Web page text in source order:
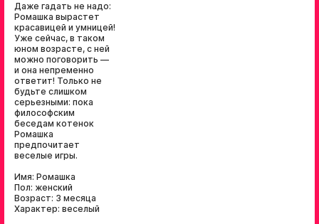
Даже гадать не надо:
Ромашка вырастет
красавицей и умницей!
Уже сейчас, в таком
юном возрасте, с ней
можно поговорить —
и она непременно
ответит! Только не
будьте слишком
серьезными: пока
философским
беседам котенок
Ромашка
предпочитает
веселые игры.
Имя: Ромашка
Пол: женский
Возраст: 3 месяца
Характер: веселый